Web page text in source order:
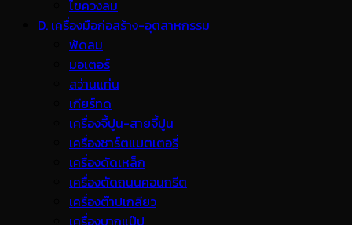
ไขควงลม
D. เครื่องมือก่อสร้าง-อุตสาหกรรม
พ้ดลม
มอเตอร์
สว่านแท่น
เกียร์ทด
เครื่องจี้ปูน-สายจี้ปูน
เครื่องชาร์ตแบตเตอรี่
เครื่องดัดเหล็ก
เครื่องตัดถนนคอนกรีต
เครื่องต๊าปเกลียว
เครื่องบากแป๊ป